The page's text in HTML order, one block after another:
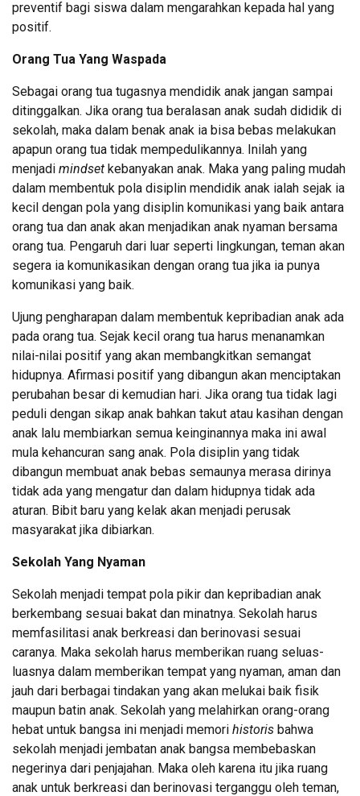
preventif bagi siswa dalam mengarahkan kepada hal yang
positif.
Orang Tua Yang Waspada
Sebagai orang tua tugasnya mendidik anak jangan sampai
ditinggalkan. Jika orang tua beralasan anak sudah dididik di
sekolah, maka dalam benak anak ia bisa bebas melakukan
apapun orang tua tidak mempedulikannya. Inilah yang
menjadi mindset kebanyakan anak. Maka yang paling mudah
dalam membentuk pola disiplin mendidik anak ialah sejak ia
kecil dengan pola yang disiplin komunikasi yang baik antara
orang tua dan anak akan menjadikan anak nyaman bersama
orang tua. Pengaruh dari luar seperti lingkungan, teman akan
segera ia komunikasikan dengan orang tua jika ia punya
komunikasi yang baik.
Ujung pengharapan dalam membentuk kepribadian anak ada
pada orang tua. Sejak kecil orang tua harus menanamkan
nilai-nilai positif yang akan membangkitkan semangat
hidupnya. Afirmasi positif yang dibangun akan menciptakan
perubahan besar di kemudian hari. Jika orang tua tidak lagi
peduli dengan sikap anak bahkan takut atau kasihan dengan
anak lalu membiarkan semua keinginannya maka ini awal
mula kehancuran sang anak. Pola disiplin yang tidak
dibangun membuat anak bebas semaunya merasa dirinya
tidak ada yang mengatur dan dalam hidupnya tidak ada
aturan. Bibit baru yang kelak akan menjadi perusak
masyarakat jika dibiarkan.
Sekolah Yang Nyaman
Sekolah menjadi tempat pola pikir dan kepribadian anak
berkembang sesuai bakat dan minatnya. Sekolah harus
memfasilitasi anak berkreasi dan berinovasi sesuai
caranya. Maka sekolah harus memberikan ruang seluas-
luasnya dalam memberikan tempat yang nyaman, aman dan
jauh dari berbagai tindakan yang akan melukai baik fisik
maupun batin anak. Sekolah yang melahirkan orang-orang
hebat untuk bangsa ini menjadi memori historis bahwa
sekolah menjadi jembatan anak bangsa membebaskan
negerinya dari penjajahan. Maka oleh karena itu jika ruang
anak untuk berkreasi dan berinovasi terganggu oleh teman,